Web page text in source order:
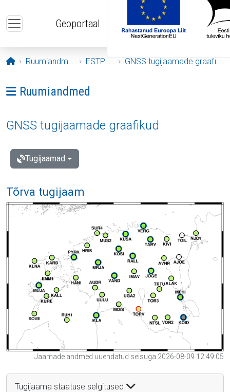
Geoportaal
Avaleht
Ruumiandmed ESTPOS GNSS tugijaamade graafikud
Ava menüü: Ruumiandmed
Ruumiandmed
GNSS tugijaamade graafikud
Tugijaamad
Tõrva tugijaam
Jaamade andmed uuendatud seisuga 2026-08-09 12:49:05
Tugijaama staatuse selgitused